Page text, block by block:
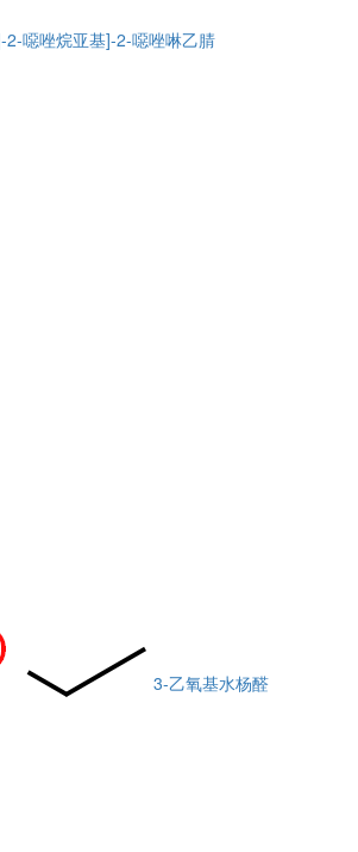
唑烷亚基]-2-噁唑啉乙腈
3-乙氧基水杨醛